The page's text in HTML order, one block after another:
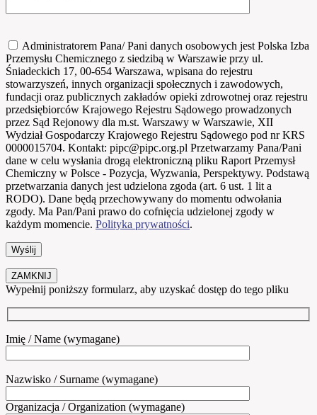
Administratorem Pana/ Pani danych osobowych jest Polska Izba
Przemysłu Chemicznego z siedzibą w Warszawie przy ul.
Śniadeckich 17, 00-654 Warszawa, wpisana do rejestru
stowarzyszeń, innych organizacji społecznych i zawodowych,
fundacji oraz publicznych zakładów opieki zdrowotnej oraz rejestru
przedsiębiorców Krajowego Rejestru Sądowego prowadzonych
przez Sąd Rejonowy dla m.st. Warszawy w Warszawie, XII
Wydział Gospodarczy Krajowego Rejestru Sądowego pod nr KRS
0000015704. Kontakt: pipc@pipc.org.pl Przetwarzamy Pana/Pani
dane w celu wysłania drogą elektroniczną pliku Raport Przemysł
Chemiczny w Polsce - Pozycja, Wyzwania, Perspektywy. Podstawą
przetwarzania danych jest udzielona zgoda (art. 6 ust. 1 lit a
RODO). Dane będą przechowywany do momentu odwołania
zgody. Ma Pan/Pani prawo do cofnięcia udzielonej zgody w
każdym momencie. Polityka prywatności.
ZAMKNIJ
Wypełnij poniższy formularz, aby uzyskać dostęp do tego pliku
Imię / Name (wymagane)
Nazwisko / Surname (wymagane)
Organizacja / Organization (wymagane)